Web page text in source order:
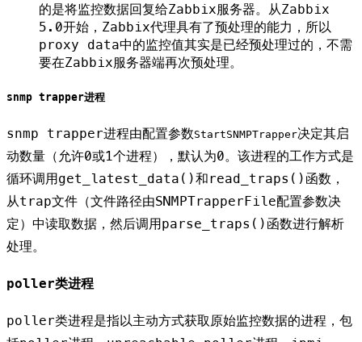
的是将监控数据回复给Zabbix服务器。从Zabbix
5.0开始，Zabbix代理具有了预处理的能力，所以
proxy data中的监控值其实是已经预处理过的，不需
要在Zabbix服务器端再次预处理。
snmp trapper进程
snmp trapper进程由配置参数StartSNMPTrapper决定其启
动数量（允许0或1个进程），默认为0。该进程的工作方式是
循环调用get_latest_data()和read_traps()函数，
从trap文件（文件路径由SNMPTrapperFile配置参数决
定）中读取数据，然后调用parse_traps()函数进行解析
处理。
poller类进程
poller类进程是指以主动方式获取原始监控数据的进程，包